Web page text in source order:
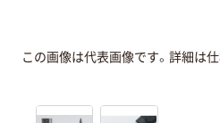
この画像は代表画像です。詳細は